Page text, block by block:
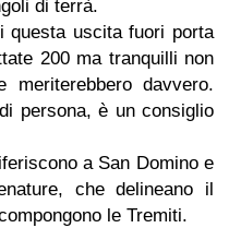
di terrà.
questa uscita fuori porta
200 ma tranquilli non
davvero.
persona, è un consiglio
a San Domino e
che delineano il
le Tremiti.